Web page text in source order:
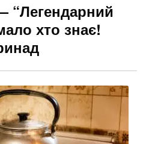
“Легендарний
хто знає!